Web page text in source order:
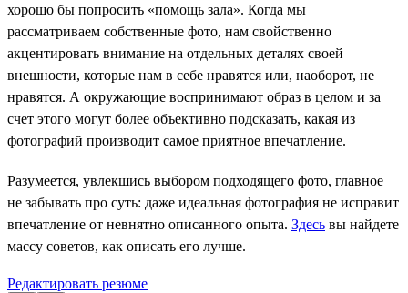
хорошо бы попросить «помощь зала». Когда мы
рассматриваем собственные фото, нам свойственно
акцентировать внимание на отдельных деталях своей
внешности, которые нам в себе нравятся или, наоборот, не
нравятся. А окружающие воспринимают образ в целом и за
счет этого могут более объективно подсказать, какая из
фотографий производит самое приятное впечатление.
Разумеется, увлекшись выбором подходящего фото, главное
не забывать про суть: даже идеальная фотография не исправит
впечатление от невнятно описанного опыта. Здесь вы найдете
массу советов, как описать его лучше.
Редактировать резюме